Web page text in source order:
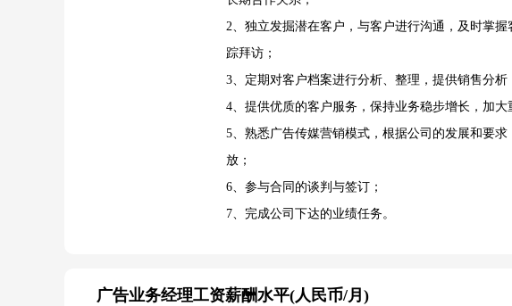
2、独立发掘潜在客户，与客户进行沟通，及时掌
踪拜访；
3、定期对客户档案进行分析、整理，提供销售分析
4、提供优质的客户服务，保持业务稳步增长，加大
5、熟悉广告传媒营销模式，根据公司的发展和要
放；
6、参与合同的谈判与签订；
7、完成公司下达的业绩任务。
广告业务经理工资薪酬水平(人民币/月)